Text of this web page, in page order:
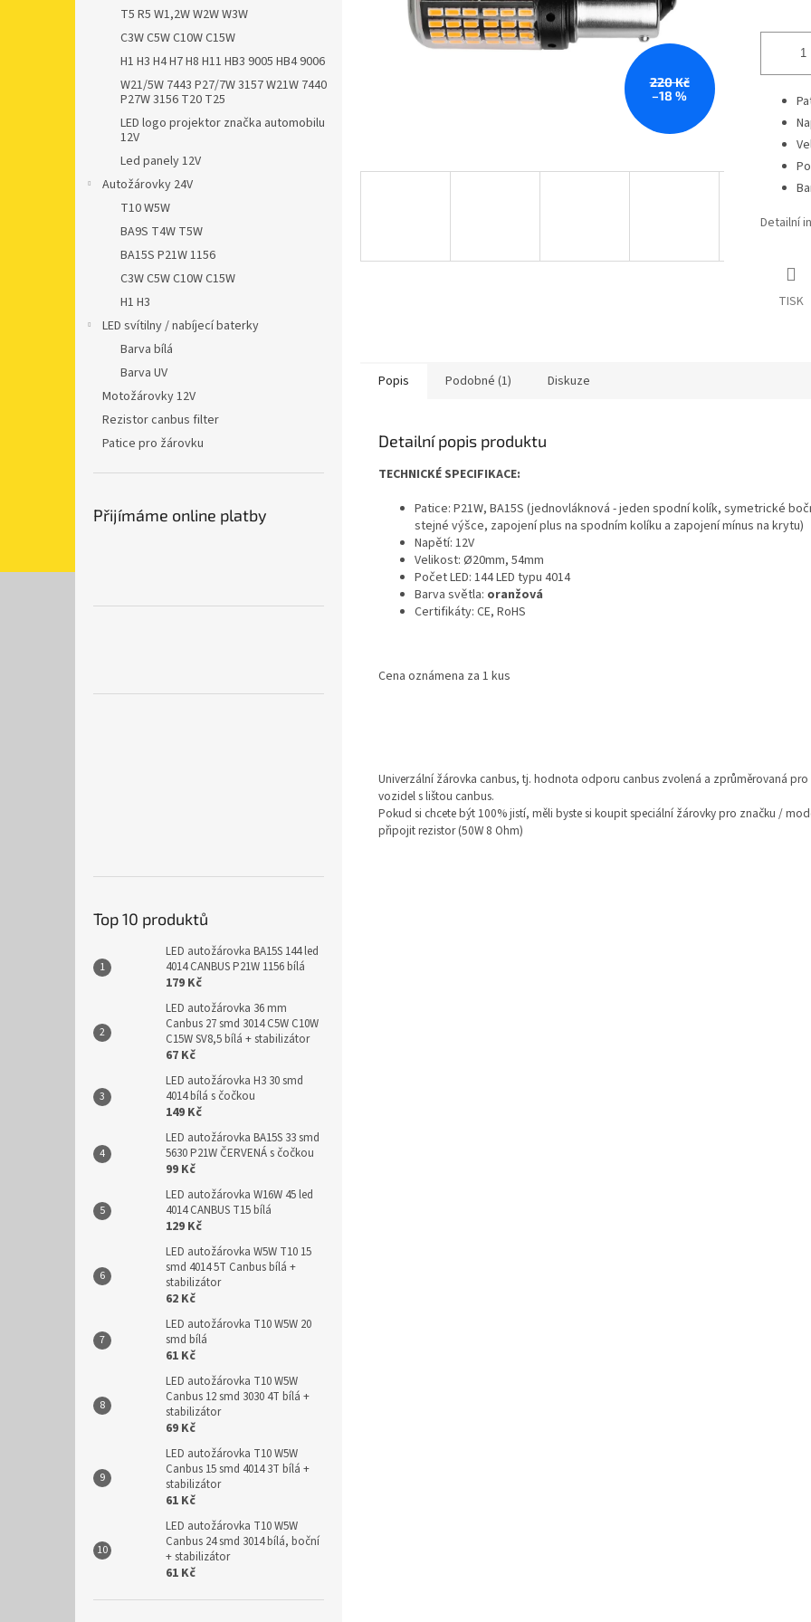
T5 R5 W1,2W W2W W3W
C3W C5W C10W C15W
H1 H3 H4 H7 H8 H11 HB3 9005 HB4 9006
W21/5W 7443 P27/7W 3157 W21W 7440
P27W 3156 T20 T25
LED logo projektor značka automobilu
12V
Led panely 12V
Autožárovky 24V
T10 W5W
BA9S T4W T5W
BA15S P21W 1156
C3W C5W C10W C15W
H1 H3
LED svítilny / nabíjecí baterky
Barva bílá
Barva UV
Motožárovky 12V
Rezistor canbus filter
Patice pro žárovku
Přijímáme online platby
Top 10 produktů
LED autožárovka BA15S 144 led
4014 CANBUS P21W 1156 bílá
179 Kč
LED autožárovka 36 mm
Canbus 27 smd 3014 C5W C10W
C15W SV8,5 bílá + stabilizátor
67 Kč
LED autožárovka H3 30 smd
4014 bílá s čočkou
149 Kč
LED autožárovka BA15S 33 smd
5630 P21W ČERVENÁ s čočkou
99 Kč
LED autožárovka W16W 45 led
4014 CANBUS T15 bílá
129 Kč
LED autožárovka W5W T10 15
smd 4014 5T Canbus bílá +
stabilizátor
62 Kč
LED autožárovka T10 W5W 20
smd bílá
61 Kč
LED autožárovka T10 W5W
Canbus 12 smd 3030 4T bílá +
stabilizátor
69 Kč
LED autožárovka T10 W5W
Canbus 15 smd 4014 3T bílá +
stabilizátor
61 Kč
LED autožárovka T10 W5W
Canbus 24 smd 3014 bílá, boční
+ stabilizátor
61 Kč
220 Kč
–18 %
Detailní
TISK
Popis Podobné (1) Diskuze
Detailní popis produktu
TECHNICKÉ SPECIFIKACE:
Patice: P21W, BA15S (jednovláknová - jeden spodní kolík, symetrické
stejné výšce, zapojení plus na spodním kolíku a zapojení mínus na krytu)
Napětí: 12V
Velikost: Ø20mm, 54mm
Počet LED: 144 LED typu 4014
Barva světla: oranžová
Certifikáty: CE, RoHS
Cena oznámena za 1 kus
Univerzální žárovka canbus, tj. hodnota odporu canbus zvolená a zprůměrovaná pro
vozidel s lištou canbus.
Pokud si chcete být 100% jistí, měli byste si koupit speciální žárovky pro značku /
připojit rezistor (50W 8 Ohm)